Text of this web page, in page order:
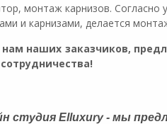
монтаж карнизов. Согласно
и карнизами, делается
наших заказчиков,
студия Elluxury - мы